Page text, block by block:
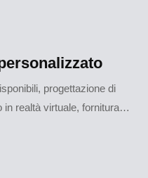
progettazione di
realtà virtuale, fornitura di